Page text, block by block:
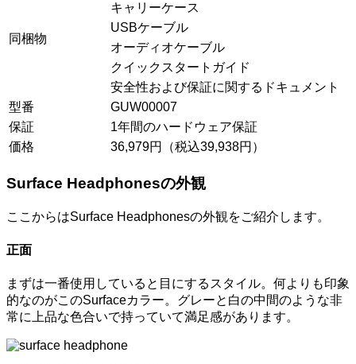
同梱物
キャリーケース
USBケーブル
オーディオケーブル
クイックスタートガイド
安全性および保証に関するドキュメント
型番
GUW00007
保証
1年間のハードウェア保証
価格
36,979円（税込39,938円）
Surface Headphonesの外観
ここからはSurface Headphonesの外観をご紹介します。
正面
まずは一番使用していると目にするスタイル。何よりも印象
的なのがこのSurfaceカラー。グレーと白の中間のような非
常に上品な色合いで持っていて満足感があります。